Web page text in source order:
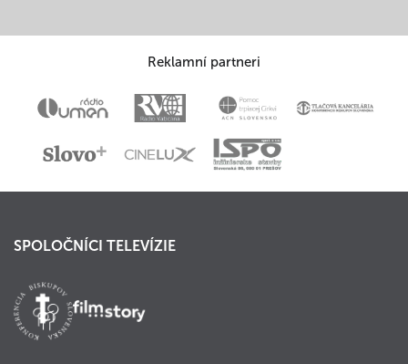
Reklamní partneri
SPOLOČNÍCI TELEVÍZIE